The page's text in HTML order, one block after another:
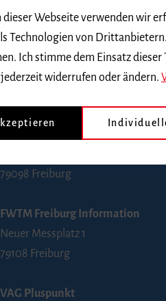
BZ-Kartenservice Freiburg
Kaiser-Joseph-Straße 229
79098 Freiburg
Telefon 0761 4968888
79098 Freiburg
FWTM Freiburg Information
Neuer Messplatz 1
79108 Freiburg
VAG Pluspunkt
Webseite verwenden wir
Technologien von
Ich stimme dem Einsatz
widerrufen oder ändern.